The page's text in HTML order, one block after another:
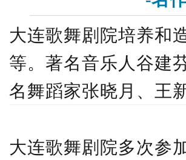
大连歌舞剧院培养和
等。著名音乐人谷建
名舞蹈家张晓月、王
大连歌舞剧院多次参